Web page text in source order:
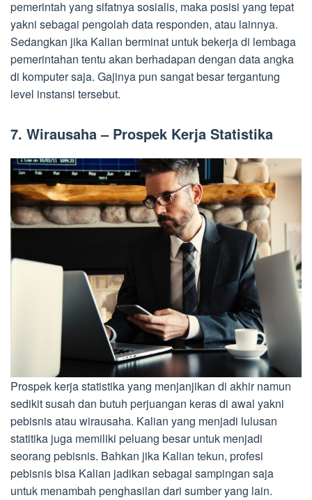
pemerintah yang sifatnya sosialis, maka posisi yang tepat
yakni sebagai pengolah data responden, atau lainnya.
Sedangkan jika Kalian berminat untuk bekerja di lembaga
pemerintahan tentu akan berhadapan dengan data angka
di komputer saja. Gajinya pun sangat besar tergantung
level instansi tersebut.
7. Wirausaha – Prospek Kerja Statistika
Prospek kerja statistika yang menjanjikan di akhir namun
sedikit susah dan butuh perjuangan keras di awal yakni
pebisnis atau wirausaha. Kalian yang menjadi lulusan
statitika juga memiliki peluang besar untuk menjadi
seorang pebisnis. Bahkan jika Kalian tekun, profesi
pebisnis bisa Kalian jadikan sebagai sampingan saja
untuk menambah penghasilan dari sumber yang lain.